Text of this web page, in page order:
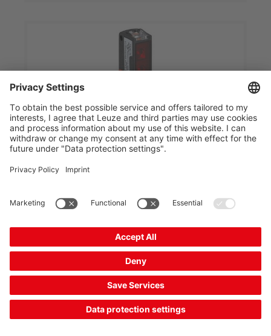
HT23-60F/4
工作原理:带背景抑制的扫描原理
0.005 ... 0.06 m
结构:方形
对比
索取报价